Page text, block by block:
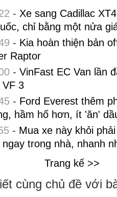
- Xe sang Cadillac
chỉ bằng một nửa
- Kia hoàn thiện bản
Raptor
- VinFast EC Van lần
3
- Ford Everest thêm
hầm hố hơn, ít 'ăn'
- Mua xe này khỏi
trong nhà, nhanh
Trang kế >>
cùng chủ đề với